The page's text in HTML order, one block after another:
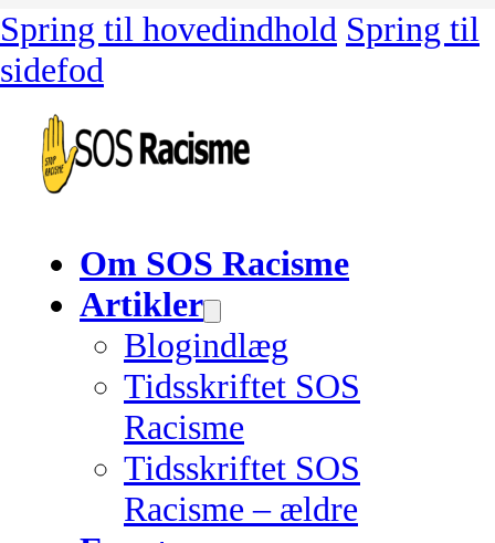
Spring til hovedindhold Spring til
sidefod
Om SOS Racisme
Artikler
Blogindlæg
Tidsskriftet SOS
Racisme
Tidsskriftet SOS
Racisme – ældre